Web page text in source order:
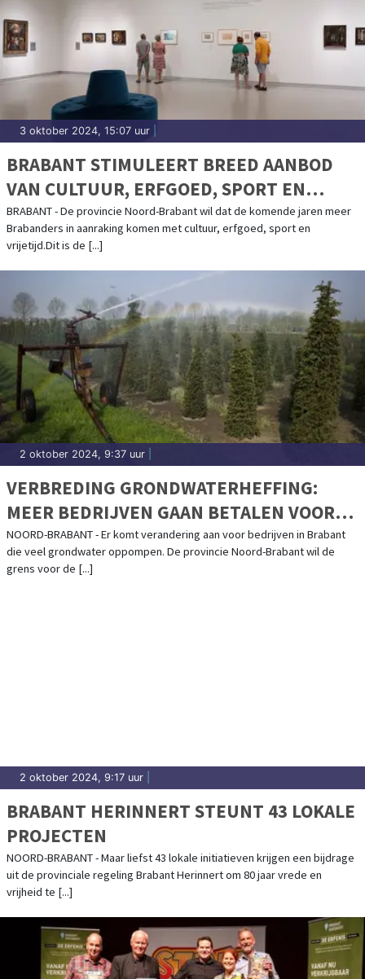
3 oktober 2024, 15:07 uur
BRABANT STIMULEERT BREED AANBOD
VAN CULTUUR, ERFGOED, SPORT EN
VRIJETIJD
BRABANT - De provincie Noord-Brabant wil dat de komende jaren meer
Brabanders in aanraking komen met cultuur, erfgoed, sport en
vrijetijd.Dit is de [...]
2 oktober 2024, 9:37 uur
VERBREDING GRONDWATERHEFFING:
MEER BEDRIJVEN GAAN BETALEN VOOR
GRONDWATERGEBRUIK
NOORD-BRABANT - Er komt verandering aan voor bedrijven in Brabant
die veel grondwater oppompen. De provincie Noord-Brabant wil de
grens voor de [...]
2 oktober 2024, 9:17 uur
BRABANT HERINNERT STEUNT 43 LOKALE
PROJECTEN
NOORD-BRABANT - Maar liefst 43 lokale initiatieven krijgen een bijdrage
uit de provinciale regeling Brabant Herinnert om 80 jaar vrede en
vrijheid te [...]